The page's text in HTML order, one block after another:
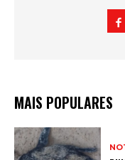
MAIS POPULARES